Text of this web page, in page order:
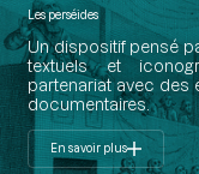
Les perséides
Un dispositif pensé
textuels et
partenariat avec des
documentaires.
En savoir plus